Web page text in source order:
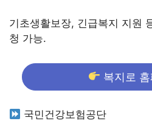
기초생활보장, 긴급복지 지원
청 가능.
복지로
국민건강보험공단